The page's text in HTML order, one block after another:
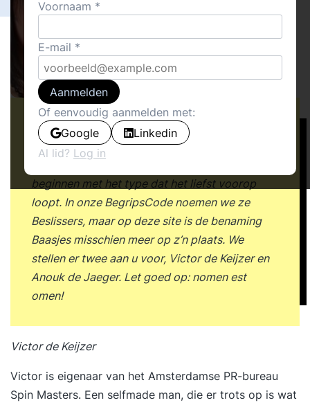
Zoals we in onze vorige column aankondigden,
beschrijven we deze weken een viertal
menstypen met heel eigen stijlvoorkeuren. We
beginnen met het type dat het liefst voorop
loopt. In onze BegripsCode noemen we ze
Beslissers, maar op deze site is de benaming
Baasjes misschien meer op z’n plaats. We
stellen er twee aan u voor, Victor de Keijzer en
Anouk de Jaeger. Let goed op: nomen est
omen!
Victor de Keijzer
Victor is eigenaar van het Amsterdamse PR-bureau
Spin Masters. Een selfmade man, die er trots op is wat
Voornaam
E-mail
Aanmelden
Of eenvoudig aanmelden met:
Google
Linkedin
Al lid? Log in